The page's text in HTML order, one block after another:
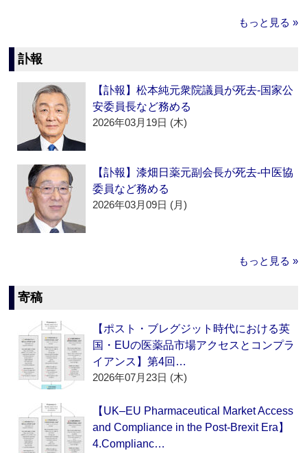
もっと見る »
訃報
【訃報】松本純元衆院議員が死去‐国家公
安委員長など務める
2026年03月19日 (木)
【訃報】漆畑日薬元副会長が死去‐中医協
委員など務める
2026年03月09日 (月)
もっと見る »
寄稿
【ポスト・ブレグジット時代における英
国・EUの医薬品市場アクセスとコンプラ
イアンス】第4回…
2026年07月23日 (木)
【UK–EU Pharmaceutical Market Access
and Compliance in the Post-Brexit Era】
4.Complianc…